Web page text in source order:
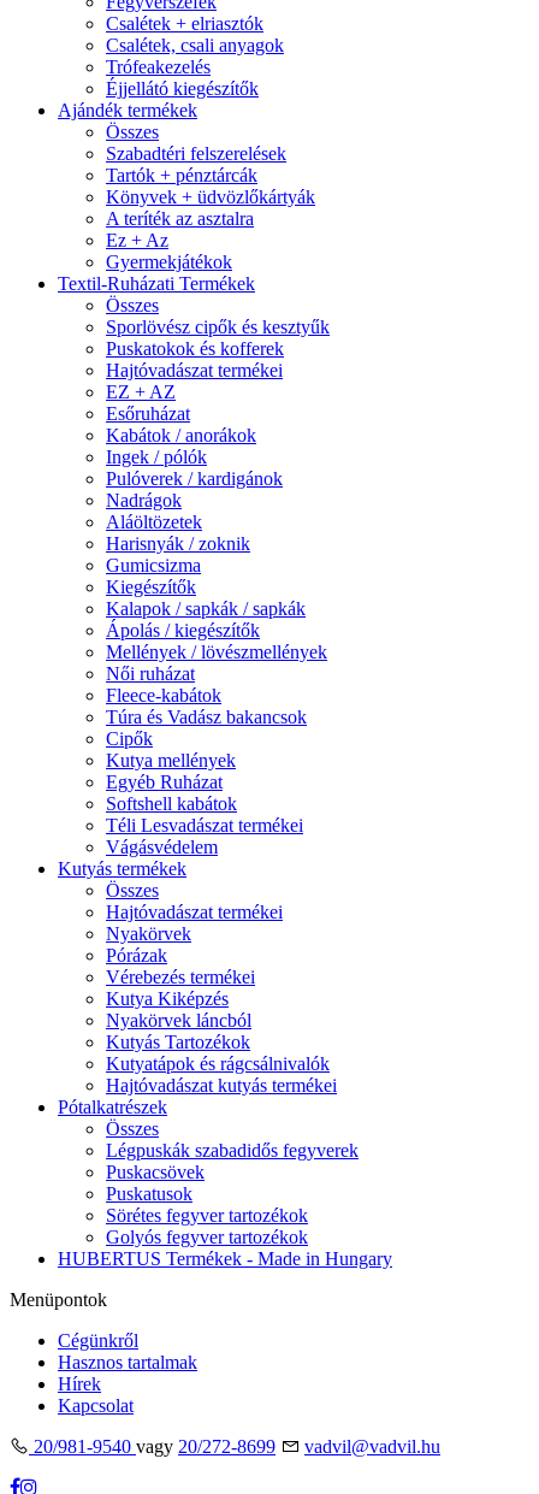
Csalétek + elriasztók
Csalétek, csali anyagok
Trófeakezelés
Éjjellátó kiegészítők
Ajándék termékek
Összes
Szabadtéri felszerelések
Tartók + pénztárcák
Könyvek + üdvözlőkártyák
A teríték az asztalra
Ez + Az
Gyermekjátékok
Textil-Ruházati Termékek
Összes
Sporlövész cipők és kesztyűk
Puskatokok és kofferek
Hajtóvadászat termékei
EZ + AZ
Esőruházat
Kabátok / anorákok
Ingek / pólók
Pulóverek / kardigánok
Nadrágok
Aláöltözetek
Harisnyák / zoknik
Gumicsizma
Kiegészítők
Kalapok / sapkák / sapkák
Ápolás / kiegészítők
Mellények / lövészmellények
Női ruházat
Fleece-kabátok
Túra és Vadász bakancsok
Cipők
Kutya mellények
Egyéb Ruházat
Softshell kabátok
Téli Lesvadászat termékei
Vágásvédelem
Kutyás termékek
Összes
Hajtóvadászat termékei
Nyakörvek
Pórázak
Vérebezés termékei
Kutya Kiképzés
Nyakörvek láncból
Kutyás Tartozékok
Kutyatápok és rágcsálnivalók
Hajtóvadászat kutyás termékei
Pótalkatrészek
Összes
Légpuskák szabadidős fegyverek
Puskacsövek
Puskatusok
Sörétes fegyver tartozékok
Golyós fegyver tartozékok
HUBERTUS Termékek - Made in Hungary
Menüpontok
Cégünkről
Hasznos tartalmak
Hírek
Kapcsolat
20/981-9540 vagy 20/272-8699 vadvil@vadvil.hu